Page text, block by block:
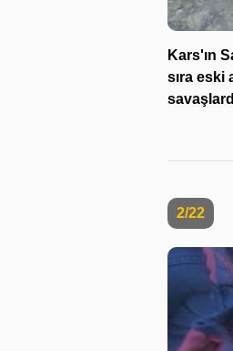
Kars'ın
sıra eski
2/22